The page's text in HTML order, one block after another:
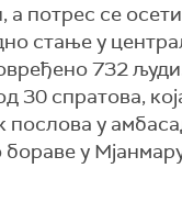
а потрес се
стање у
732
30 спратова,
у
у